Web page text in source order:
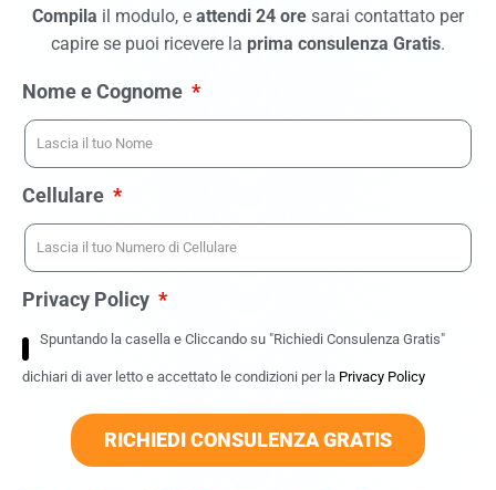
Compila il modulo, e attendi 24 ore sarai contattato per
capire se puoi ricevere la prima consulenza Gratis.
Nome e Cognome
Cellulare
Privacy Policy
Spuntando la casella e Cliccando su "Richiedi Consulenza Gratis"
dichiari di aver letto e accettato le condizioni per la Privacy Policy
RICHIEDI CONSULENZA GRATIS